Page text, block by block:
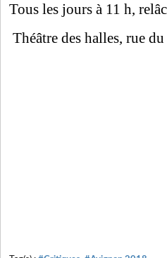
Tous les jours à 11 h,
Théâtre des halles, rue